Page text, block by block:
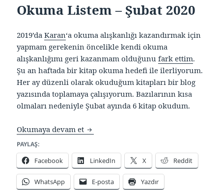
Okuma Listem – Şubat 2020
2019’daKaran‘a okuma alışkanlığı kazandırmak için
yapmam gerekenin öncelikle kendi okuma
alışkanlığımı geri kazanmam olduğunufark ettim.
Şu an haftada bir kitap okuma hedefi ile ilerliyorum.
Her ay düzenli olarak okuduğum kitapları bir blog
yazısında toplamaya çalışıyorum. Bazılarının kısa
olmaları nedeniyle Şubat ayında 6 kitap okudum.
Okumaya devam et Okuma Listem – Şubat 2020
PAYLAŞ:
Facebook LinkedIn X Reddit
WhatsApp E-posta Yazdır